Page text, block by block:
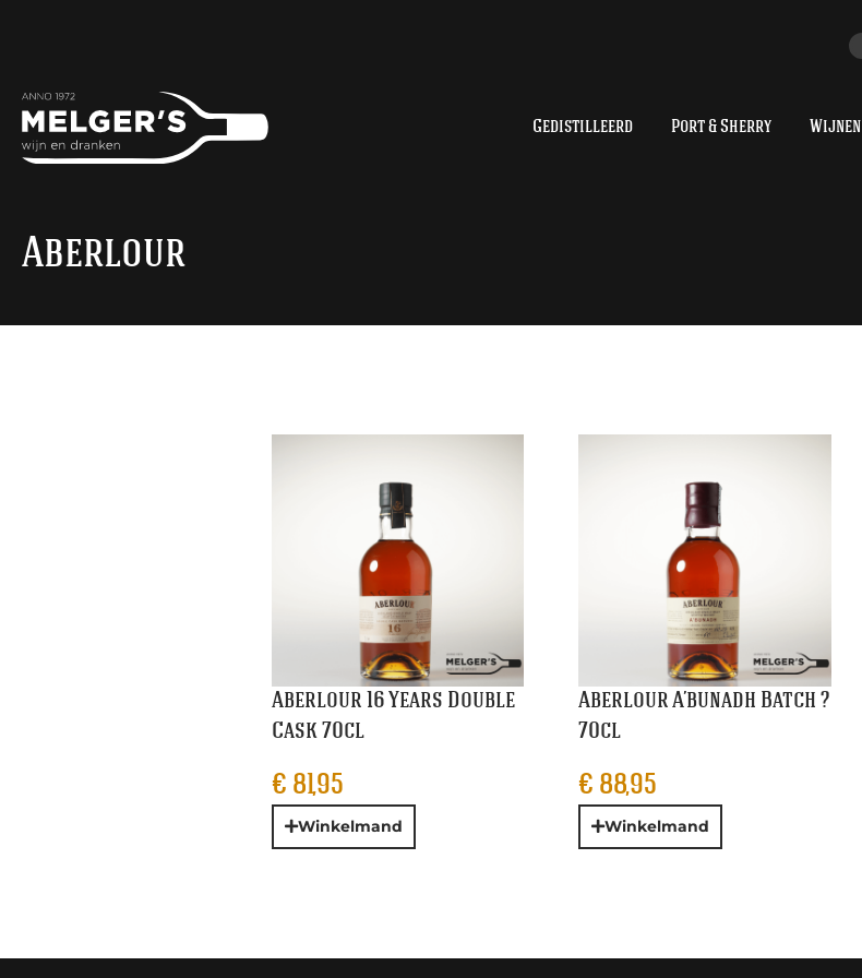
Gedistilleerd Port & Sherry Wijnen
Aberlour
Aberlour 16 Years Double
Cask 70cl
€ 81,95
Winkelmand
Aberlour A’bunadh Batch ?
70cl
€ 88,95
Winkelmand